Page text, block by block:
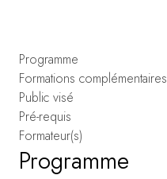
Programme
Formations complémentaires
Public visé
Pré-requis
Formateur(s)
Programme